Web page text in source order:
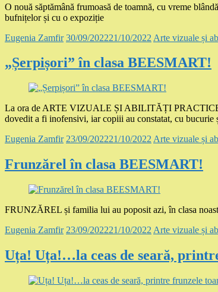
O nouă săptămână frumoasă de toamnă, cu vreme
bufnițelor și cu o expoziție
Eugenia Zamfir 30/09/202221/10/2022 Arte vizuale și
„Șerpișori” în clasa BEESMART!
La ora de ARTE VIZUALE ȘI ABILITĂȚI PRACTICE,
dovedit a fi inofensivi, iar copiii au constatat, cu bucurie
Eugenia Zamfir 23/09/202221/10/2022 Arte vizuale și
Frunzărel în clasa BEESMART!
FRUNZĂREL și familia lui au poposit azi, în clasa
Eugenia Zamfir 23/09/202221/10/2022 Arte vizuale și
Uța! Uța!…la ceas de seară,